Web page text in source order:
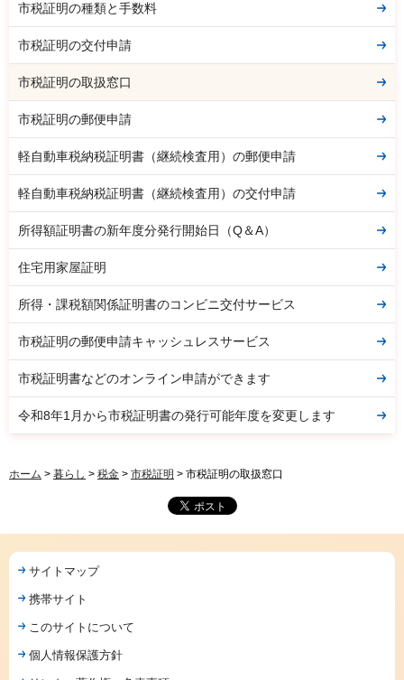
市税証明の種類と手数料
市税証明の交付申請
市税証明の取扱窓口
市税証明の郵便申請
軽自動車税納税証明書（継続検査用）の郵便申請
軽自動車税納税証明書（継続検査用）の交付申請
所得額証明書の新年度分発行開始日（Q＆A）
住宅用家屋証明
所得・課税額関係証明書のコンビニ交付サービス
市税証明の郵便申請キャッシュレスサービス
市税証明書などのオンライン申請ができます
令和8年1月から市税証明書の発行可能年度を変更します
ホーム > 暮らし > 税金 > 市税証明 > 市税証明の取扱窓口
サイトマップ
携帯サイト
このサイトについて
個人情報保護方針